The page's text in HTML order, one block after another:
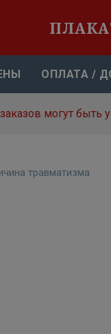
ОПЛАТА /
могут
травматизма